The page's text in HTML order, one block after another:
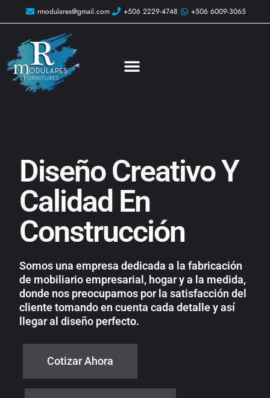
rmodulares@gmail.com +506 2229-4748 +506 6009-3065
Diseño Creativo Y
Calidad En
Construcción
Somos una empresa dedicada a la fabricación
de mobiliario empresarial, hogar y a la medida,
donde nos preocupamos por la satisfacción del
cliente tomando en cuenta cada detalle y así
llegar al diseño perfecto.
Cotizar Ahora